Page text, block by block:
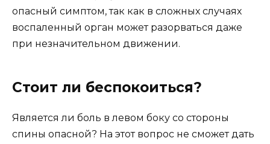
опасный симптом, так как в сложных случаях
воспаленный орган может разорваться даже
при незначительном движении.
Стоит ли беспокоиться?
Является ли боль в левом боку со стороны
спины опасной? На этот вопрос не сможет дать